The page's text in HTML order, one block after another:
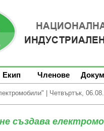
Екип Членове
| Четвъртък,
създава